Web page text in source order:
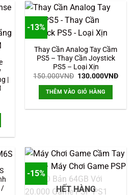
|
-13%
Thay Cần Analog Tay Cầm
PS5 – Thay Cần Joystick
PS5 – Loại Xịn
150.000VNĐ Giá
là:
150.000VNĐ.
130.000VNĐGiá
THÊM VÀO GIỎ HÀNG
-15%
HẾT HÀNG